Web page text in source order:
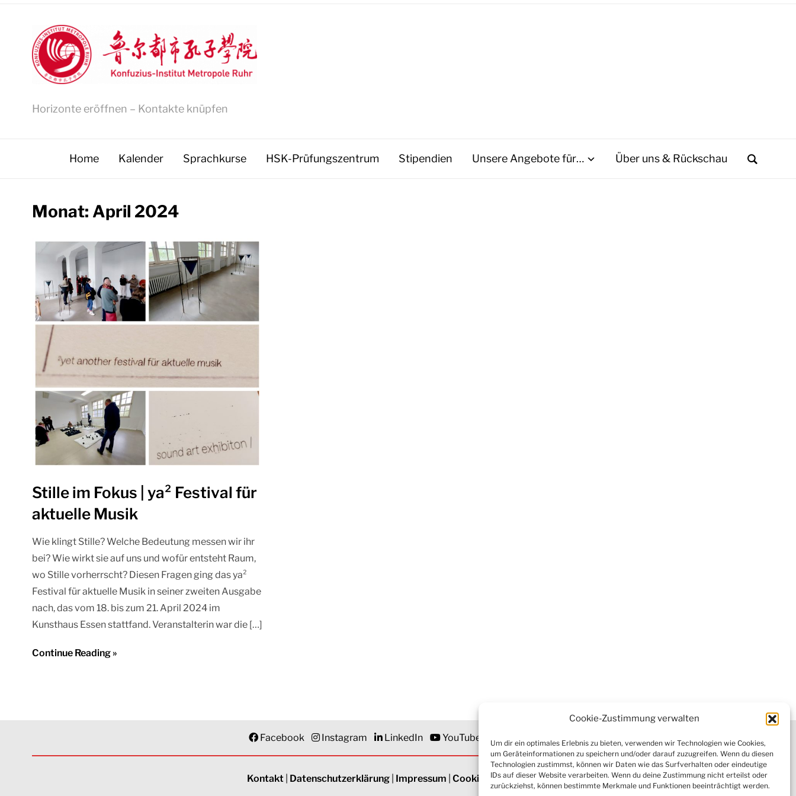
Cookie-Zustimmung verwalten
Um dir ein optimales Erlebnis zu bieten, verwenden wir Technologien wie Cookies,
um Geräteinformationen zu speichern und/oder darauf zuzugreifen. Wenn du diesen
Technologien zustimmst, können wir Daten wie das Surfverhalten oder eindeutige
IDs auf dieser Website verarbeiten. Wenn du deine Zustimmung nicht erteilst oder
zurückziehst, können bestimmte Merkmale und Funktionen beeinträchtigt werden.
Horizonte eröffnen – Kontakte knüpfen
Home Kalender Sprachkurse HSK-Prüfungszentrum Stipendien Unsere Angebote für… Über uns & Rückschau
Monat: April 2024
Stille im Fokus | ya² Festival für
aktuelle Musik
Wie klingt Stille? Welche Bedeutung messen wir ihr
bei? Wie wirkt sie auf uns und wofür entsteht Raum,
wo Stille vorherrscht? Diesen Fragen ging das ya²
Festival für aktuelle Musik in seiner zweiten Ausgabe
nach, das vom 18. bis zum 21. April 2024 im
Kunsthaus Essen stattfand. Veranstalterin war die […]
Continue Reading »
Facebook Instagram LinkedIn YouTube Newsletter
Kontakt| Datenschutzerklärung| Impressum Cookie-Richtlinie (EU)